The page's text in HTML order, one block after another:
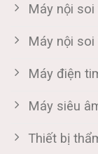
Máy nội soi
Máy nội soi
Máy điện
Máy siêu
Thiết bị